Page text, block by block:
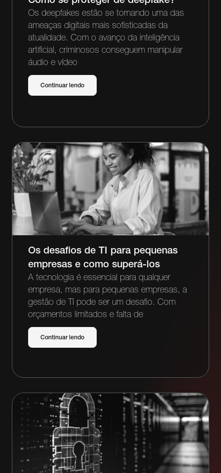
Os deepfakes estão se tornando uma das
ameaças digitais mais sofisticadas da
atualidade. Com o avanço da inteligência
artificial, criminosos conseguem manipular
áudio e vídeo
Continuar lendo
Os desafios de TI para pequenas
empresas e como superá-los
A tecnologia é essencial para qualquer
empresa, mas para pequenas empresas, a
gestão de TI pode ser um desafio. Com
orçamentos limitados e falta de
Continuar lendo